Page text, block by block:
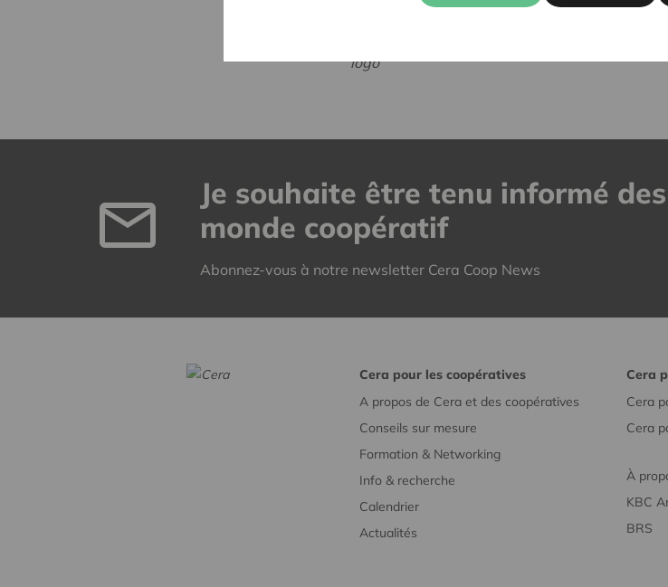
Je souhaite être tenu informé
monde coopératif
Abonnez-vous à notre newsletter Cera Coop News
Cera pour les coopératives
A propos de Cera et des coopératives
Conseils sur mesure
Formation & Networking
Info & recherche
Calendrier
Actualités
Cera
Cera
Cera
À
KBC
BRS